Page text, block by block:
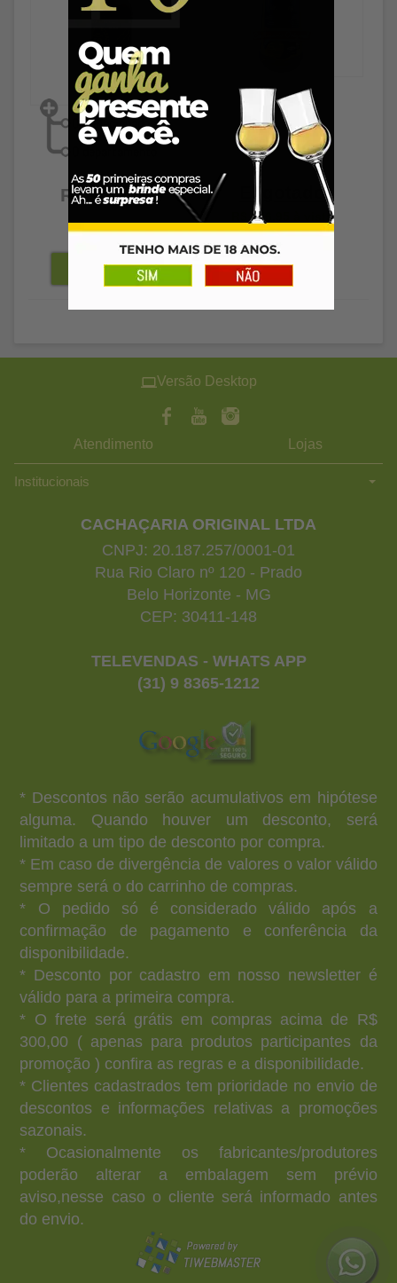
R$ 1.499,99 Esgotado
R$ 676,95 à vista
Versão Desktop
Atendimento Lojas
Institucionais
CACHAÇARIA ORIGINAL LTDA
CNPJ: 20.187.257/0001-01
Rua Rio Claro nº 120 - Prado
Belo Horizonte - MG
CEP: 30411-148
TELEVENDAS - WHATS APP
(31) 9 8365-1212
* Descontos não serão acumulativos em hipótese
alguma. Quando houver um desconto, será
limitado a um tipo de desconto por compra.
* Em caso de divergência de valores o valor válido
sempre será o do carrinho de compras.
* O pedido só é considerado válido após a
confirmação de pagamento e conferência da
disponibilidade.
* Desconto por cadastro em nosso newsletter é
válido para a primeira compra.
* O frete será grátis em compras acima de R$
300,00 ( apenas para produtos participantes da
promoção ) confira as regras e a disponibilidade.
* Clientes cadastrados tem prioridade no envio de
descontos e informações relativas a promoções
sazonais.
* Ocasionalmente os fabricantes/produtores
poderão alterar a embalagem sem prévio
aviso,nesse caso o cliente será informado antes
do envio.